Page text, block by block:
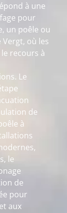
à une
pour
un poêle ou
où les
recours à
Le
de
à
le
de
pour
aux